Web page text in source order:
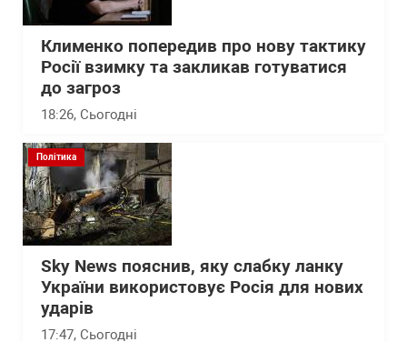
Клименко попередив про нову тактику
Росії взимку та закликав готуватися
до загроз
18:26, Сьогодні
Політика
Sky News пояснив, яку слабку ланку
України використовує Росія для нових
ударів
17:47, Сьогодні